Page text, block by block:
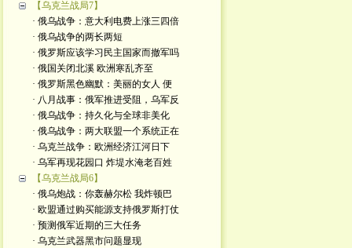
【乌克兰战局7】
· 俄乌战争：意大利电费上涨三四倍
· 俄乌战争的两长两短
· 俄罗斯应该学习民主国家而撤军吗
· 俄国关闭北溪 欧洲寒乱齐至
· 俄罗斯黑色幽默：美丽的女人 便
· 八月战事：俄军推进受阻，乌军反
· 俄乌战争：持久化与全球非美化
· 俄乌战争：两大联盟一个系统正在
· 乌克兰战争：欧洲经济江河日下
· 乌军再现花园口 炸堤水淹老百姓
【乌克兰战局6】
· 俄乌炮战：你轰赫尔松 我炸顿巴
· 欧盟通过购买能源支持俄罗斯打仗
· 预测俄军近期的三大任务
· 乌克兰武器黑市问题显现